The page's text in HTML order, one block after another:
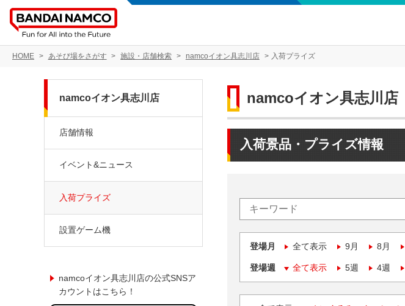
HOME あそび場をさがす 施設・店舗検索 namcoイオン具志川店 入荷プライズ
namcoイオン具志川店
入荷景品・プライズ情報
登場月 全て表示 9月 8月
登場週 全て表示 5週 4週
namcoイオン具志川店
店舗情報
イベント&ニュース
入荷プライズ
設置ゲーム機
namcoイオン具志川店の公式SNSア
カウントはこちら！